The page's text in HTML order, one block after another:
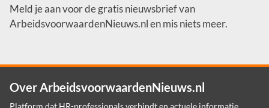
Meld je aan voor de gratis nieuwsbrief van
ArbeidsvoorwaardenNieuws.nl en mis niets meer.
Over ArbeidsvoorwaardenNieuws.nl
Platform dat HR-professionals verbindt en actuele informatie